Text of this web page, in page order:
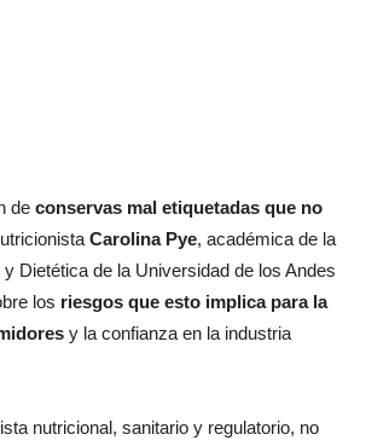
de conservas mal etiquetadas que no
Carolina Pye, académica de la
Dietética de la Universidad de los Andes
los riesgos que esto implica para la
y la confianza en la industria
nutricional, sanitario y regulatorio, no